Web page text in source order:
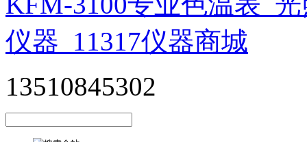
13510845302